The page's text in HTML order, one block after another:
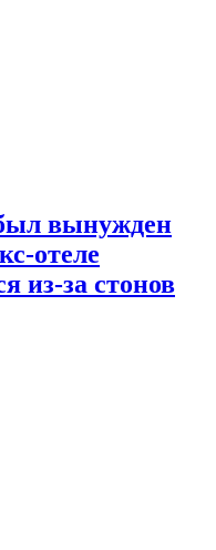
вынужден
отеле
из-за стонов